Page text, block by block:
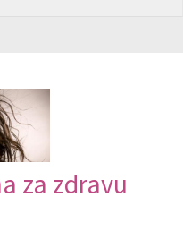
za zdravu